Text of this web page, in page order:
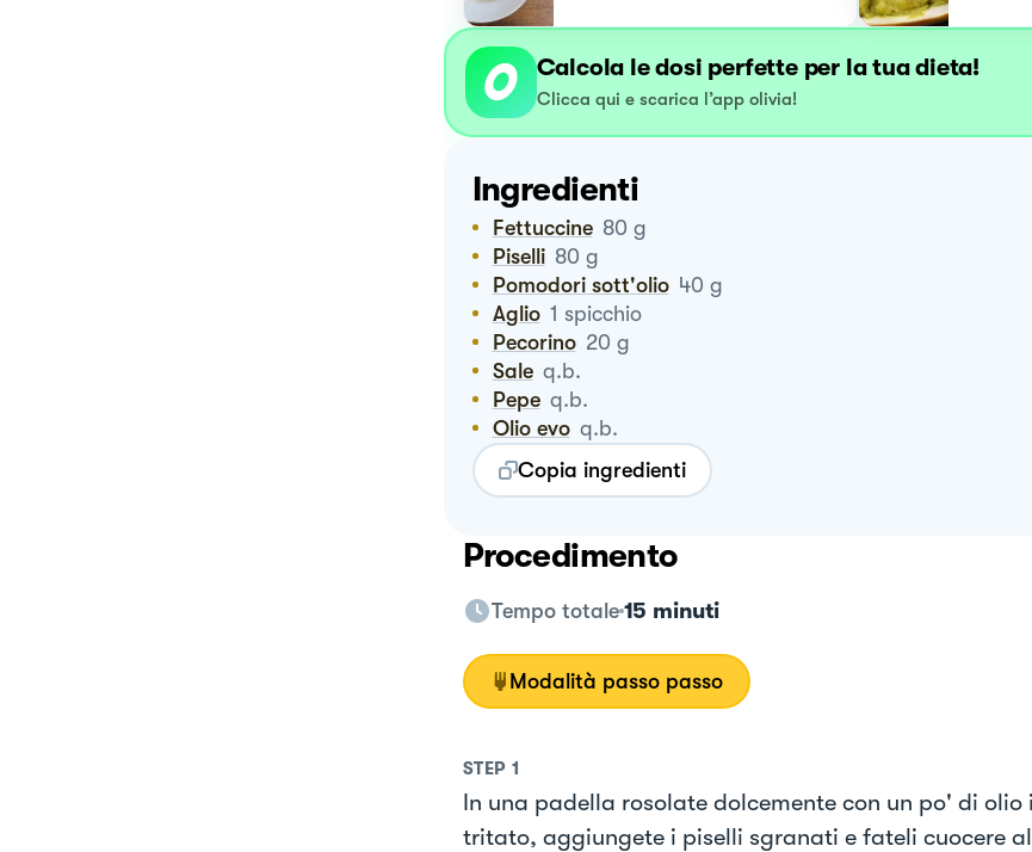
Calcola le dosi perfette per la tua dieta!
Clicca qui e scarica l’app olivia!
Ingredienti
Fettuccine 80 g
Piselli 80 g
Pomodori sott'olio 40 g
Aglio 1 spicchio
Pecorino 20 g
Sale q.b.
Pepe q.b.
Olio evo q.b.
Copia ingredienti
Procedimento
Tempo totale 15 minuti
Modalità passo passo
STEP 1
In una padella rosolate dolcemente con un po' di
tritato, aggiungete i piselli sgranati e fateli cuocere